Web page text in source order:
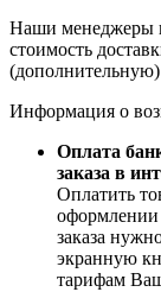
Наши менеджеры
стоимость
Информация о
Оплата
заказа в
Оплатить
оформлении
заказа
экранную
тарифам